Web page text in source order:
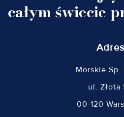
całym świecie
Adres
Morskie Sp.
ul. Złota
00-120